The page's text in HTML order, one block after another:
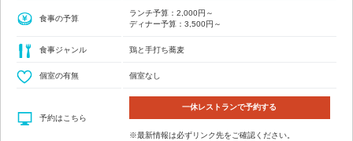
食事の予算
ランチ予算：2,000円～
ディナー予算：3,500円～
食事ジャンル 鶏と手打ち蕎麦
個室の有無 個室なし
予約はこちら
一休レストランで予約する
※最新情報は必ずリンク先をご確認ください。